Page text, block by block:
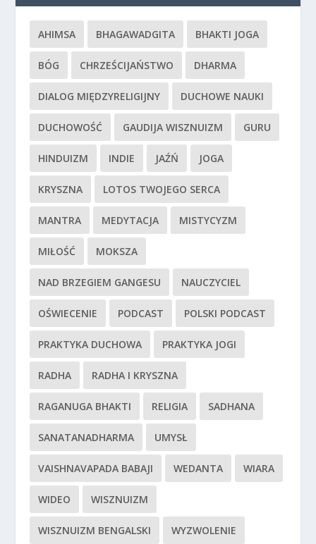
AHIMSA BHAGAWADGITA BHAKTI JOGA
BÓG CHRZEŚCIJAŃSTWO DHARMA
DIALOG MIĘDZYRELIGIJNY DUCHOWE NAUKI
DUCHOWOŚĆ GAUDIJA WISZNUIZM GURU
HINDUIZM INDIE JAŹŃ JOGA
KRYSZNA LOTOS TWOJEGO SERCA
MANTRA MEDYTACJA MISTYCYZM
MIŁOŚĆ MOKSZA
NAD BRZEGIEM GANGESU NAUCZYCIEL
OŚWIECENIE PODCAST POLSKI PODCAST
PRAKTYKA DUCHOWA PRAKTYKA JOGI
RADHA RADHA I KRYSZNA
RAGANUGA BHAKTI RELIGIA SADHANA
SANATANADHARMA UMYSŁ
VAISHNAVAPADA BABAJI WEDANTA WIARA
WIDEO WISZNUIZM
WISZNUIZM BENGALSKI WYZWOLENIE